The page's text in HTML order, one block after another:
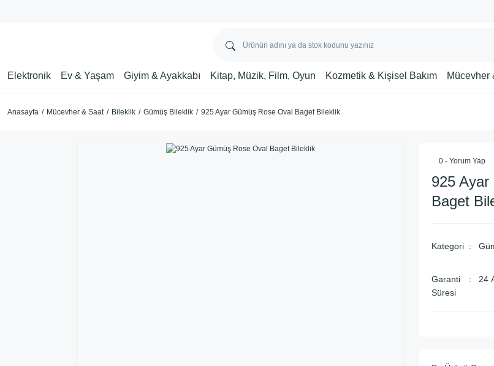
Elektronik Ev & Yaşam Giyim & Ayakkabı Kitap, Müzik, Film, Oyun Kozmetik & Kişisel Bakım Mücevher
Anasayfa Mücevher & Saat Bileklik Gümüş Bileklik 925 Ayar Gümüş Rose Oval Baget Bileklik
0 - Yorum Yap
925
Baget
Kategori
Garanti
Süresi
24